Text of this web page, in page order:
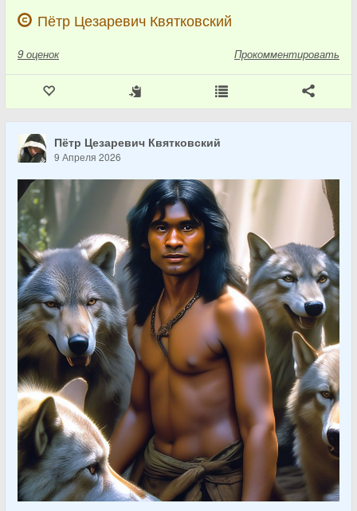
Пётр Цезаревич Квятковский
9 оценок Прокомментировать
Пётр Цезаревич Квятковский
9 Апреля 2026